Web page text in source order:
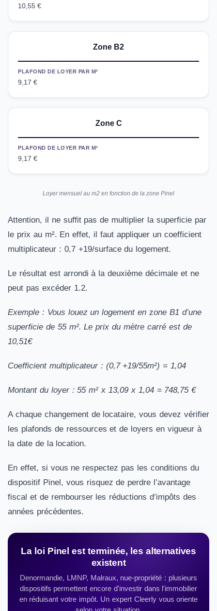
10,55 €
Zone B2
PLAFOND DE LOYER PAR M²
9,17 €
Zone C
PLAFOND DE LOYER PAR M²
9,17 €
Loyer mensuel au m2 en fonction de la zone Pinel
Attention, il ne suffit pas de multiplier la superficie par
le prix au m². En effet, il faut appliquer un coefficient
multiplicateur : 0,7 +19/surface du logement.
Le résultat est arrondi à la deuxième décimale et ne
peut pas excéder 1.2.
Exemple : Vous louez un logement en zone B1 d’une
superficie de 55 m². Le prix du mètre carré est de
10,51€
Coefficient multiplicateur : (0,7 +19/55m²) = 1,04
Montant du loyer : 55 m² x 13,09 x 1,04 = 748,75 €
A chaque changement de locataire, vous devez vérifier
les plafonds de ressources et de loyers en vigueur à
la date de la location.
En effet, si vous ne respectez pas les conditions du
dispositif Pinel, vous risquez de perdre l’avantage
fiscal et de rembourser les réductions d’impôts des
années précédentes.
La loi Pinel est terminée, les alternatives
existent
Denormandie, LMNP, Malraux, nue-propriété : plusieurs
dispositifs permettent encore d'investir dans l'immobilier
en réduisant votre impôt. Un expert Cleerly vous oriente